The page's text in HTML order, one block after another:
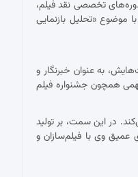
تخصصی نقد فیلم،
موضوع «تحلیل بازنمایی
فعالیت‌هایش، به عنوان خبرنگار و
همچون جشنواره فیلم
در این سمت، بر تولید
عمیق وی با فیلم‌سازان و